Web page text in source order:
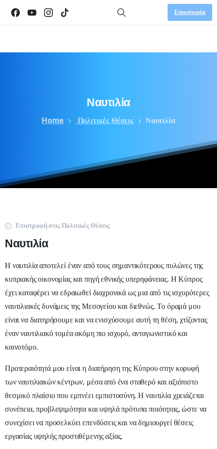
Επικοινωνία
Ναυτιλία
Home Πολιτικές Θέσεις Ναυτιλία
Επιστροφή στις Πολιτικές Θέσεις
Ναυτιλία
Η ναυτιλία αποτελεί έναν από τους σημαντικότερους πυλώνες της
κυπριακής οικονομίας και πηγή εθνικής υπερηφάνειας. Η Κύπρος
έχει καταφέρει να εδραιωθεί διαχρονικά ως μια από τις ισχυρότερες
ναυτιλιακές δυνάμεις της Μεσογείου και διεθνώς. Το όραμά μου
είναι να διατηρήσουμε και να ενισχύσουμε αυτή τη θέση, χτίζοντας
έναν ναυτιλιακό τομέα ακόμη πιο ισχυρό, ανταγωνιστικό και
καινοτόμο.
Προτεραιότητά μου είναι η διατήρηση της Κύπρου στην κορυφή
των ναυτιλιακών κέντρων, μέσα από ένα σταθερό και αξιόπιστο
θεσμικό πλαίσιο που εμπνέει εμπιστοσύνη. Η ναυτιλία χρειάζεται
συνέπεια, προβλεψιμότητα και υψηλά πρότυπα ποιότητας, ώστε να
συνεχίσει να προσελκύει επενδύσεις και να δημιουργεί θέσεις
εργασίας υψηλής προστιθέμενης αξίας.